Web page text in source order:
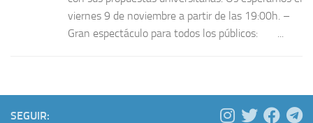
viernes 9 de noviembre a partir de las 19:00h. –
Gran espectáculo para todos los públicos: ...
SEGUIR: